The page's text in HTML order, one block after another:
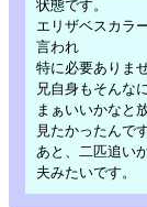
状態です。
エリザベスカラ
言われ
特に必要ありま
兄自身もそんな
まぁいいかなと
見たかったんで
あと、二匹追い
夫みたいです。